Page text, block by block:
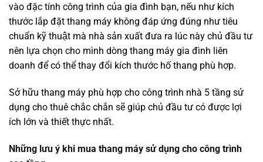
vào đặc tính công trình của gia đình bạn, nếu như kích
thước lắp đặt thang máy không đáp ứng đúng như tiêu
chuẩn kỹ thuật mà nhà sản xuất đưa ra lúc này chủ đầu tư
nên lựa chọn cho mình dòng thang máy gia đình liên
doanh để có thể thay đổi kích thước hố thang phù hợp.
Sở hữu thang máy phù hợp cho công trình nhà 5 tầng sử
dụng cho thuê chắc chắn sẽ giúp chủ đầu tư có được lợi
ích lớn và thiết thực nhất.
Những lưu ý khi mua thang máy sử dụng cho công trình